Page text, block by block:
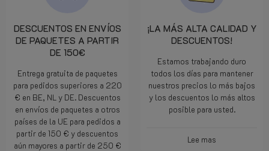
DESCUENTOS EN ENVÍOS
DE PAQUETES A PARTIR
DE 150€
Entrega gratuita de paquetes
para pedidos superiores a 220
€ en BE, NL y DE. Descuentos
en envíos de paquetes a otros
países de la UE para pedidos a
partir de 150 € y descuentos
aún mayores a partir de 250 €
¡LA MÁS ALTA CALIDAD Y
DESCUENTOS!
Estamos trabajando duro
todos los días para mantener
nuestros precios lo más bajos
y los descuentos lo más altos
posible para usted.
Lee mas